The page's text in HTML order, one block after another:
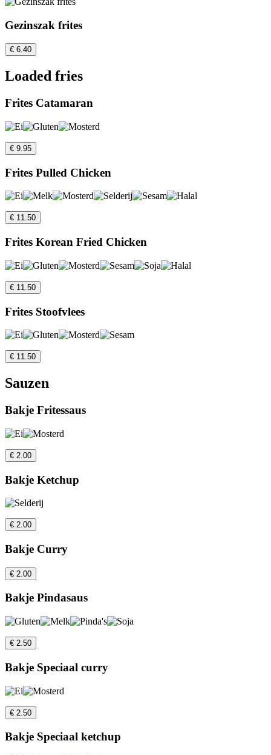
Gezinszak frites
€ 6.40
Loaded fries
Frites Catamaran
€ 9.95
Frites Pulled Chicken
€ 11.50
Frites Korean Fried Chicken
€ 11.50
Frites Stoofvlees
€ 11.50
Sauzen
Bakje Fritessaus
€ 2.00
Bakje Ketchup
€ 2.00
Bakje Curry
€ 2.00
Bakje Pindasaus
€ 2.50
Bakje Speciaal curry
€ 2.50
Bakje Speciaal ketchup